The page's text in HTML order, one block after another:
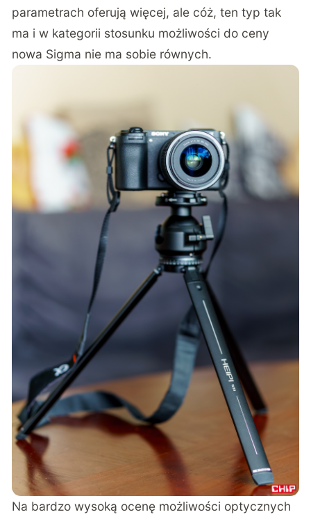
parametrach oferują więcej, ale cóż, ten typ tak
ma i w kategorii stosunku możliwości do ceny
nowa Sigma nie ma sobie równych.
Na bardzo wysoką ocenę możliwości optycznych